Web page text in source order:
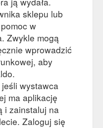
sklepu lub
w
Zwykle mogą
wprowadzić
aby
wystawca
ma aplikację
i zainstaluj na
Zaloguj się